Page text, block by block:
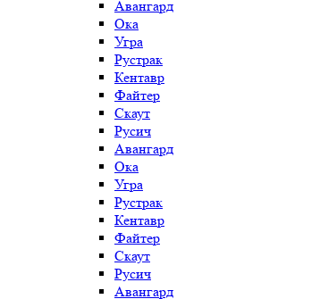
Авангард
Ока
Угра
Рустрак
Кентавр
Файтер
Скаут
Русич
Авангард
Ока
Угра
Рустрак
Кентавр
Файтер
Скаут
Русич
Авангард